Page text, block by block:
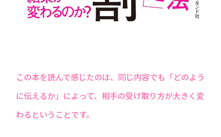
この本を読んで感じたのは、同じ内容でも「どのよう
に伝えるか」によって、相⼿の受け取り⽅が⼤きく変
わるということです。